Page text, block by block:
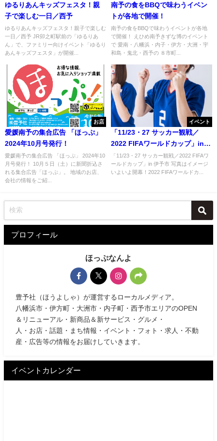
ゆるりあんキッズフェスタ！親
子で楽しむ一日／西予
ゆるりあんキッズフェスタ！親子で楽しむ
一日／西予 JR卯之町駅前の「ゆるりあ
ん」で、ファミリー向けイベント「ゆるり
あんキッズフェスタ」が開催...
南予の食をBBQで味わうイベン
トが各地で開催！
南予の食をBBQで味わうイベントが各地
で開催！ えひめ南予きずな博のイベント
で 愛南・八幡浜・内子・伊方・大洲・宇
和島・鬼北・西予の ８市町...
お店
愛媛南予の集合広告 「ほっぷ」
2024年10月号発行！
愛媛南予の集合広告 「ほっぷ」 2024年10
月号発行！ 10月５日（土）に新聞折込さ
れる集合広告「ほっぷ」。 地域のお店、
会社の情報をご紹...
イベント
「11/23・27 サッカー観戦／
2022 FIFAワールドカップ」in
伊予市
「11/23・27 サッカー観戦／2022 FIFAワ
ールドカップ」in 伊予市 写真はイメージ
いよいよ開幕！2022 FIFAワールドカ...
プロフィール
ほっぷなんよ
豊予社（ほうよしゃ）が運営するローカルメディア。
八幡浜市・伊方町・大洲市・内子町・西予市エリアのOPEN
＆リニューアル・新商品＆新サービス・グルメ・
人・お店・話題・まち情報・イベント・フォト・求人・不動
産・広告等の情報をお届けしていきます。
イベントカレンダー